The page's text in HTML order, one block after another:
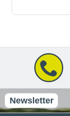
Newsletter